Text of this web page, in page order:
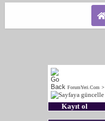
ForumYeri.Com >
Kayıt ol